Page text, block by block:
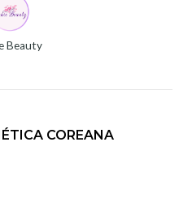
Beauty
COREANA